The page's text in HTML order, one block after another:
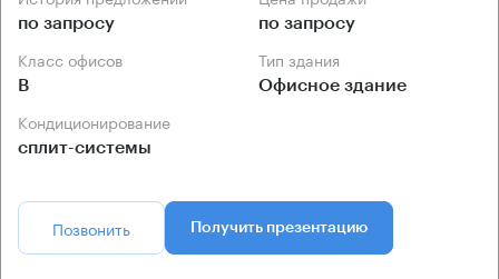
по запросу по запросу
Класс офисов
B
Тип здания
Офисное здание
Кондиционирование
сплит-системы
Позвонить Получить презентацию